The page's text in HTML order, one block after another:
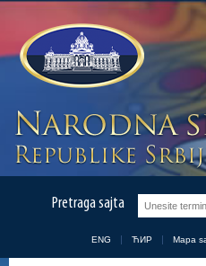
Pretraga sajta
ENG ЋИР Mapa